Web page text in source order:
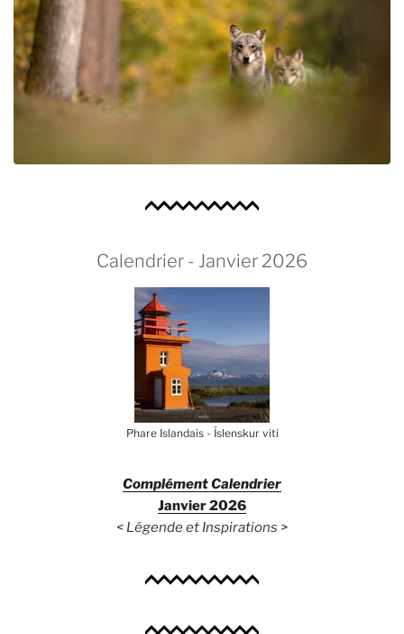
Calendrier - Janvier 2026
Phare Islandais - Íslenskur viti
Complément Calendrier
Janvier 2026
< Légende et Inspirations >